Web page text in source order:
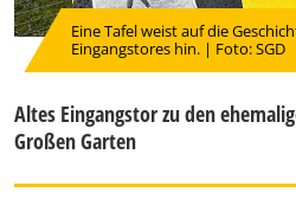
Eine Tafel weist auf die
Eingangstores hin. | Foto: SGD
Altes Eingangstor zu den
Großen Garten